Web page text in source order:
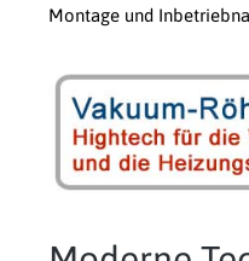
Montage und